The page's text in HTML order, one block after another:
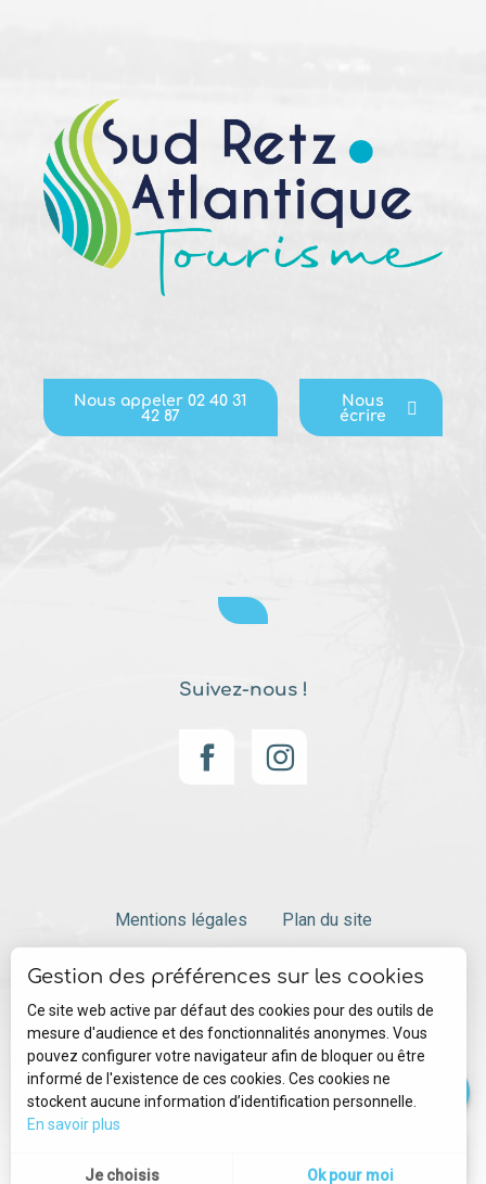
Contacter par email
Nous appeler 02 40 31
42 87
Nous
écrire
Suivez-nous !
Mentions légales Plan du site
Gestion des préférences sur les cookies
Ce site web active par défaut des cookies pour des outils de
mesure d'audience et des fonctionnalités anonymes. Vous
pouvez configurer votre navigateur afin de bloquer ou être
informé de l'existence de ces cookies. Ces cookies ne
stockent aucune information d’identification personnelle.
En savoir plus
Je choisis Ok pour moi